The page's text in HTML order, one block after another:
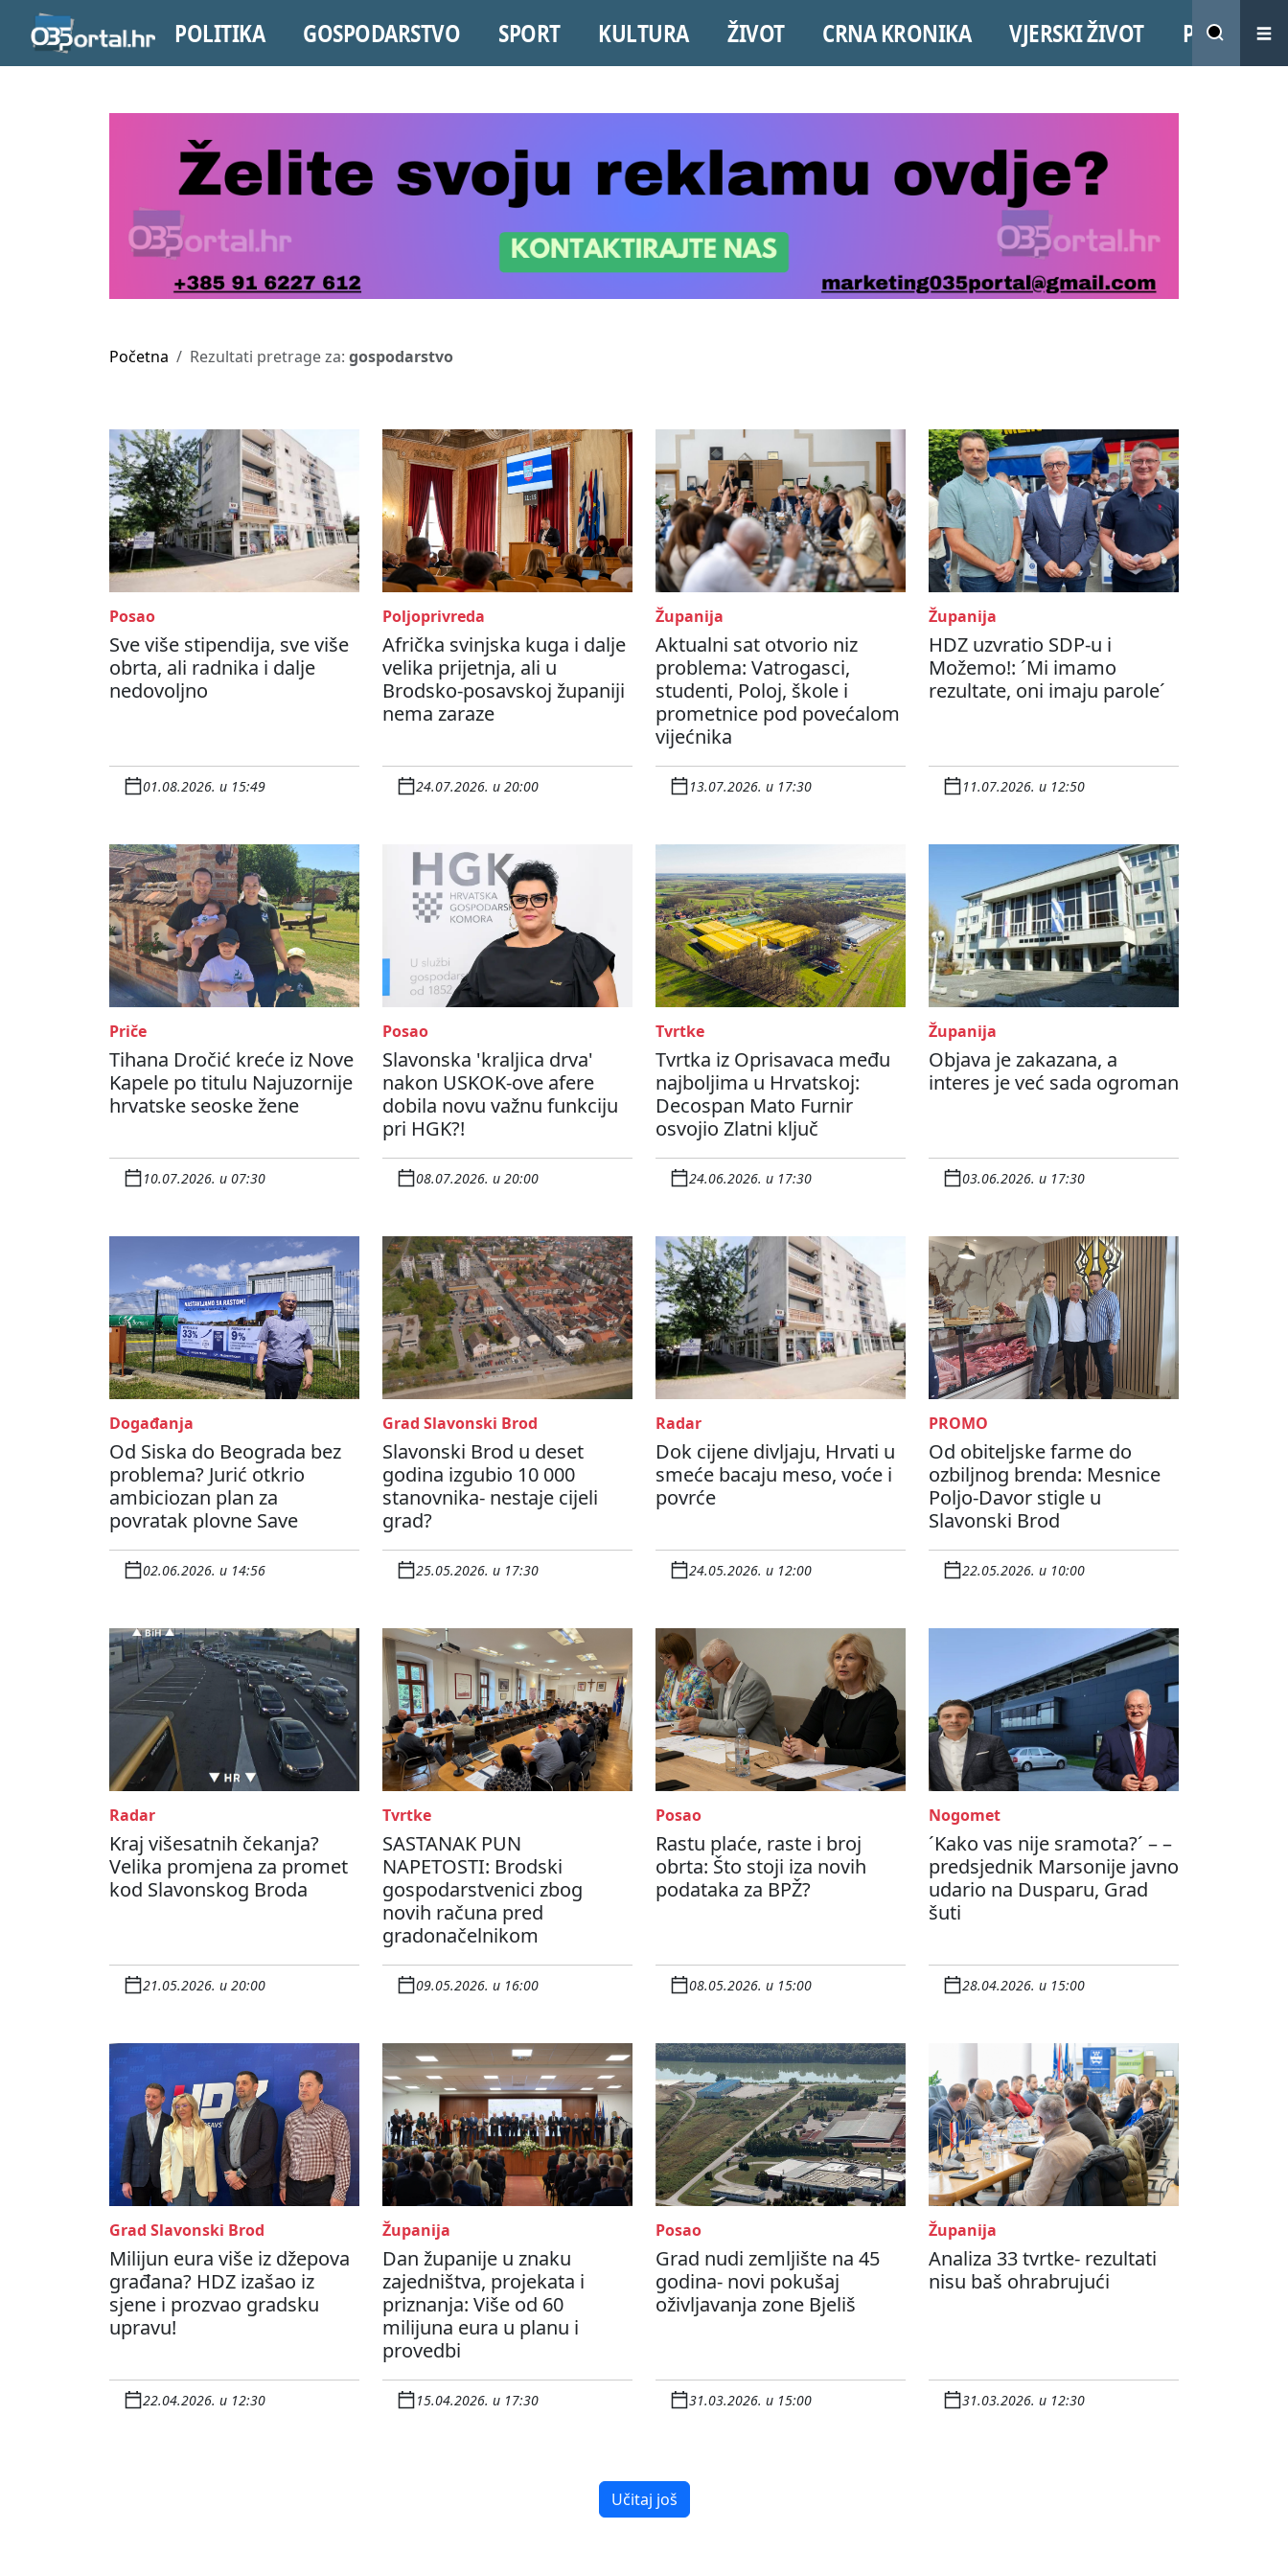
POLITIKA GOSPODARSTVO SPORT KULTURA ŽIVOT CRNA KRONIKA VJERSKI ŽIVOT PROMO
Početna Rezultati pretrage za: gospodarstvo
Posao
Sve više stipendija, sve više
obrta, ali radnika i dalje
nedovoljno
01.08.2026. u 15:49
Poljoprivreda
Afrička svinjska kuga i dalje
velika prijetnja, ali u
Brodsko-posavskoj županiji
nema zaraze
24.07.2026. u 20:00
Županija
Aktualni sat otvorio niz
problema: Vatrogasci,
studenti, Poloj, škole i
prometnice pod povećalom
vijećnika
13.07.2026. u 17:30
Županija
HDZ uzvratio SDP-u i
Možemo!: ´Mi imamo
rezultate, oni imaju parole´
11.07.2026. u 12:50
Priče
Tihana Dročić kreće iz Nove
Kapele po titulu Najuzornije
hrvatske seoske žene
10.07.2026. u 07:30
Posao
Slavonska 'kraljica drva'
nakon USKOK-ove afere
dobila novu važnu funkciju
pri HGK?!
08.07.2026. u 20:00
Tvrtke
Tvrtka iz Oprisavaca među
najboljima u Hrvatskoj:
Decospan Mato Furnir
osvojio Zlatni ključ
24.06.2026. u 17:30
Županija
Objava je zakazana, a
interes je već sada ogroman
03.06.2026. u 17:30
Događanja
Od Siska do Beograda bez
problema? Jurić otkrio
ambiciozan plan za
povratak plovne Save
02.06.2026. u 14:56
Grad Slavonski Brod
Slavonski Brod u deset
godina izgubio 10 000
stanovnika- nestaje cijeli
grad?
25.05.2026. u 17:30
Radar
Dok cijene divljaju, Hrvati u
smeće bacaju meso, voće i
povrće
24.05.2026. u 12:00
PROMO
Od obiteljske farme do
ozbiljnog brenda: Mesnice
Poljo-Davor stigle u
Slavonski Brod
22.05.2026. u 10:00
Radar
Kraj višesatnih čekanja?
Velika promjena za promet
kod Slavonskog Broda
21.05.2026. u 20:00
Tvrtke
SASTANAK PUN
NAPETOSTI: Brodski
gospodarstvenici zbog
novih računa pred
gradonačelnikom
09.05.2026. u 16:00
Posao
Rastu plaće, raste i broj
obrta: Što stoji iza novih
podataka za BPŽ?
08.05.2026. u 15:00
Nogomet
´Kako vas nije sramota?´ – –
predsjednik Marsonije javno
udario na Dusparu, Grad
šuti
28.04.2026. u 15:00
Grad Slavonski Brod
Milijun eura više iz džepova
građana? HDZ izašao iz
sjene i prozvao gradsku
upravu!
22.04.2026. u 12:30
Županija
Dan županije u znaku
zajedništva, projekata i
priznanja: Više od 60
milijuna eura u planu i
provedbi
15.04.2026. u 17:30
Posao
Grad nudi zemljište na 45
godina- novi pokušaj
oživljavanja zone Bjeliš
31.03.2026. u 15:00
Županija
Analiza 33 tvrtke- rezultati
nisu baš ohrabrujući
31.03.2026. u 12:30
Učitaj još